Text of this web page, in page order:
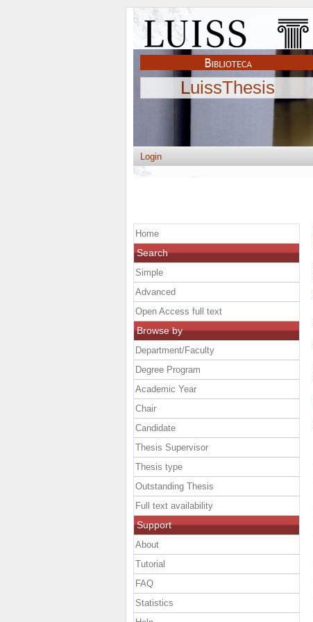
LuissThesis
Login
Home
Search
Simple
Advanced
Open Access full text
Browse by
Department/Faculty
Degree Program
Academic Year
Chair
Candidate
Thesis Supervisor
Thesis type
Outstanding Thesis
Full text availability
Support
About
Tutorial
FAQ
Statistics